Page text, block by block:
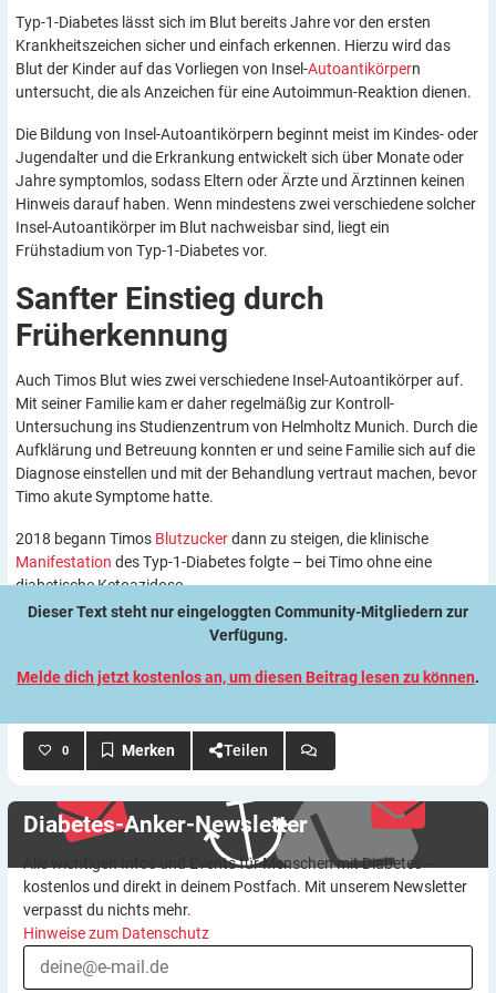
Typ-1-Diabetes lässt sich im Blut bereits Jahre vor den ersten
Krankheitszeichen sicher und einfach erkennen. Hierzu wird das
Blut der Kinder auf das Vorliegen von Insel-Autoantikörpern
untersucht, die als Anzeichen für eine Autoimmun-Reaktion dienen.
Die Bildung von Insel-Autoantikörpern beginnt meist im Kindes- oder
Jugendalter und die Erkrankung entwickelt sich über Monate oder
Jahre symptomlos, sodass Eltern oder Ärzte und Ärztinnen keinen
Hinweis darauf haben. Wenn mindestens zwei verschiedene solcher
Insel-Autoantikörper im Blut nachweisbar sind, liegt ein
Frühstadium von Typ-1-Diabetes vor.
Sanfter Einstieg durch
Früherkennung
Auch Timos Blut wies zwei verschiedene Insel-Autoantikörper auf.
Mit seiner Familie kam er daher regelmäßig zur Kontroll-
Untersuchung ins Studienzentrum von Helmholtz Munich. Durch die
Aufklärung und Betreuung konnten er und seine Familie sich auf die
Diagnose einstellen und mit der Behandlung vertraut machen, bevor
Timo akute Symptome hatte.
2018 begann Timos Blutzuckerdann zu steigen, die klinische
Manifestation des Typ-1-Diabetes folgte – bei Timo ohne eine
diabetische Ketoazidose.
Dieser Text steht nur eingeloggten Community-Mitgliedern zur
Verfügung.
Melde dich jetzt kostenlos an, um diesen Beitrag lesen zu können.
0 Teilen
Diabetes-Anker-Newsletter
Alle wichtigen Infos und Events für Menschen mit Diabetes –
kostenlos und direkt in deinem Postfach. Mit unserem Newsletter
verpasst du nichts mehr.
Hinweise zum Datenschutz